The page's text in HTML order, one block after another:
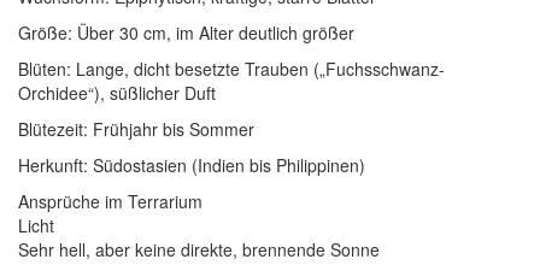
Größe: Über 30 cm, im Alter deutlich größer
Blüten: Lange, dicht besetzte Trauben („Fuchsschwanz-
Orchidee“), süßlicher Duft
Blütezeit: Frühjahr bis Sommer
Herkunft: Südostasien (Indien bis Philippinen)
Ansprüche im Terrarium
Licht
Sehr hell, aber keine direkte, brennende Sonne